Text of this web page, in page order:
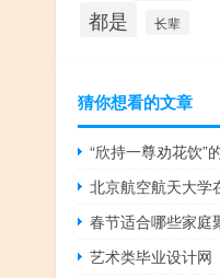
都是 长辈
猜你想看的文章
“欣持一尊劝花饮”
春节适合哪些家庭
艺术类毕业设计网